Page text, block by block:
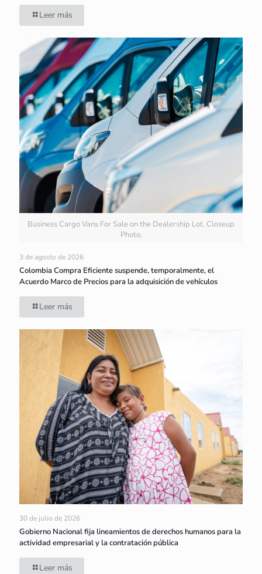
Leer más
Business Cargo Vans For Sale on the Dealership Lot. Closeup
Photo.
3 de agosto de 2026
Colombia Compra Eficiente suspende, temporalmente, el
Acuerdo Marco de Precios para la adquisición de vehículos
Leer más
30 de julio de 2026
Gobierno Nacional fija lineamientos de derechos humanos para la
actividad empresarial y la contratación pública
Leer más